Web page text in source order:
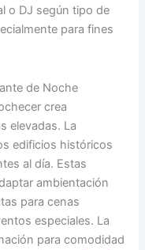
o DJ según tipo de
para fines
de Noche
crea
elevadas. La
edificios históricos
al día. Estas
ambientación
para cenas
especiales. La
para comodidad